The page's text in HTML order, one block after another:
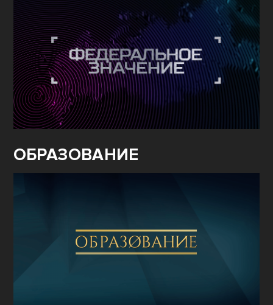
ФЕДЕРАЛЬНОЕЗНАЧЕНИЕ